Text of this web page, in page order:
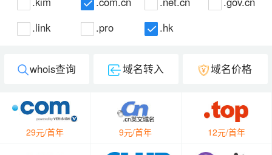
.link
.pro .hk
whois查询 域名转入 域名价格
29元/首年 9元/首年 12元/首年